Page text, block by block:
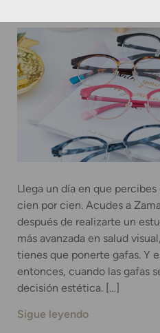
Llega un día en que
cien por cien. Acudes a
después de realizarte un
más avanzada en salud
tienes que ponerte gafas. Y
entonces, cuando las gafas
decisión estética. […]
Sigue leyendo